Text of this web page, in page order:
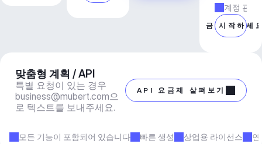
계정 관리
지금 시작하세
맞춤형 계획 / API
business@mubert.com으
로 텍스트를 보내주세요.
API 요금제 살펴보기
모든 기능이 포함되어 있습니다 빠른 생성 상업용 라이선스